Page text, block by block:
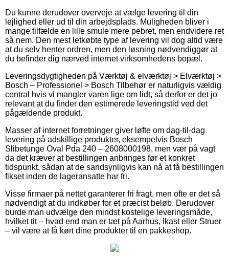
Du kunne derudover overveje at vælge levering til din
lejlighed eller ud til din arbejdsplads. Muligheden bliver i
mange tilfælde en lille smule mere pebret, men endvidere ret
så nem. Den mest letkøbte type af levering vil dog altid være
at du selv henter ordren, men den løsning nødvendiggør at
du befinder dig nærved internet virksomhedens bopæl.
Leveringsdygtigheden på Værktøj & elværktøj > Elværktøj >
Bosch – Professionel > Bosch Tilbehør er naturligvis vældig
central hvis vi mangler varen lige om lidt, så derfor er det jo
relevant at du finder den estimerede leveringstid ved det
pågældende produkt.
Masser af internet forretninger giver løfte om dag-til-dag
levering på adskillige produkter, eksempelvis Bosch
Slibetunge Oval Pda 240 – 2608000198, men vær på vagt
da det kræver at bestillingen anbringes før et konkret
tidspunkt, sådan at de sandsynligvis kan nå at få bestillingen
fikset inden de lageransatte har fri.
Visse firmaer på nettet garanterer fri fragt, men ofte er det så
nødvendigt at du indkøber for et præcist beløb. Derudover
burde man udvælge den mindst kostelige leveringsmåde,
hvilket tit – hvad end man er tæt på Aarhus, Ikast eller Struer
– vil være at få kørt dine produkter til en pakkeshop.